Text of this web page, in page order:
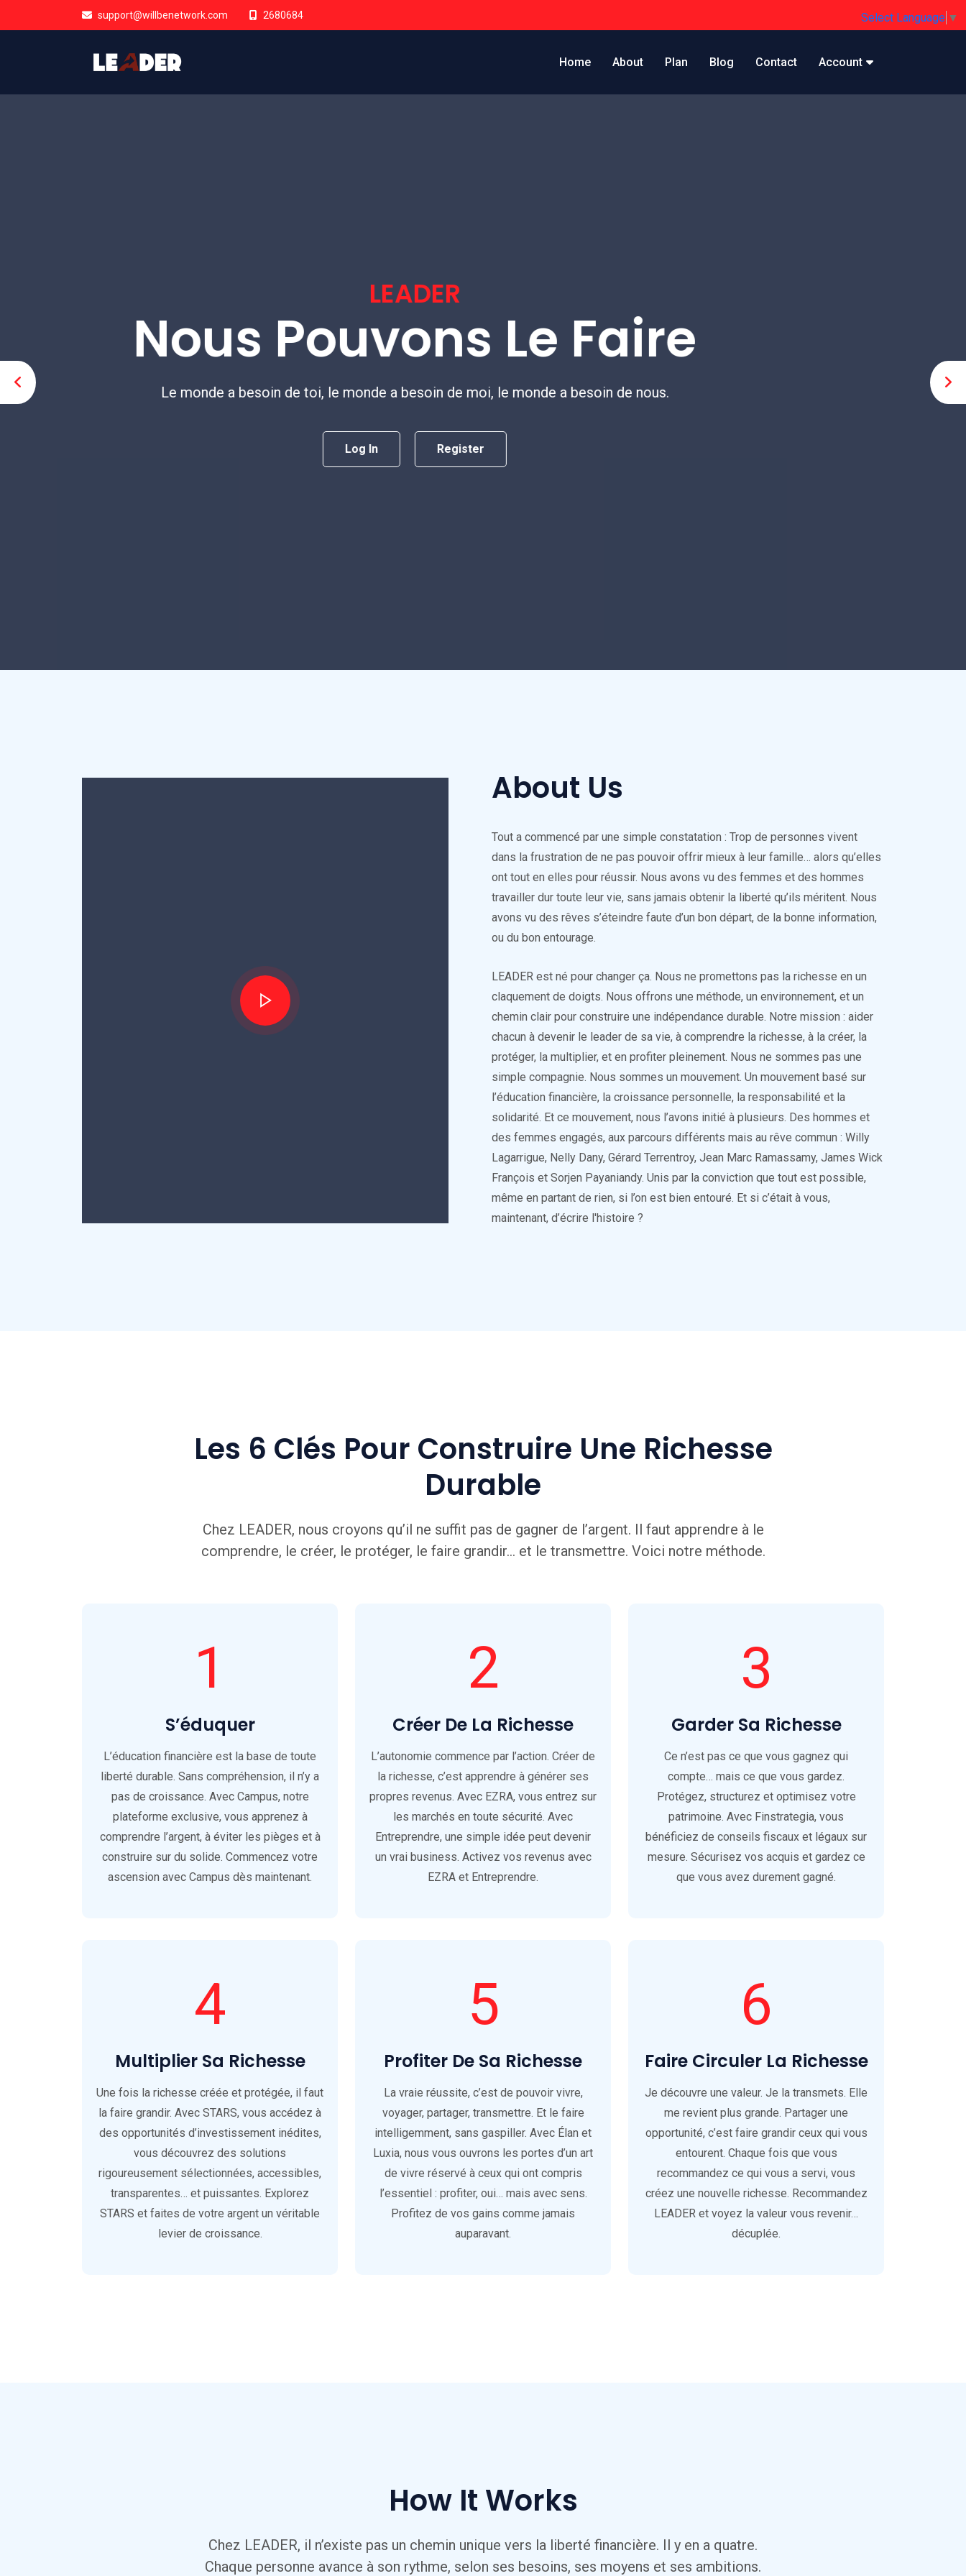
support@willbenetwork.com 2680684 Select Language ▼
Home About Plan Blog Contact Account
Apportons De La Valeur
Au Monde
différence.
About Us
Tout a commencé par une simple constatation : Trop de personnes vivent
dans la frustration de ne pas pouvoir offrir mieux à leur famille… alors qu’elles
ont tout en elles pour réussir. Nous avons vu des femmes et des hommes
travailler dur toute leur vie, sans jamais obtenir la liberté qu’ils méritent. Nous
avons vu des rêves s’éteindre faute d’un bon départ, de la bonne information,
ou du bon entourage.
LEADER est né pour changer ça. Nous ne promettons pas la richesse en un
claquement de doigts. Nous offrons une méthode, un environnement, et un
chemin clair pour construire une indépendance durable. Notre mission : aider
chacun à devenir le leader de sa vie, à comprendre la richesse, à la créer, la
protéger, la multiplier, et en profiter pleinement. Nous ne sommes pas une
simple compagnie. Nous sommes un mouvement. Un mouvement basé sur
l’éducation financière, la croissance personnelle, la responsabilité et la
solidarité. Et ce mouvement, nous l’avons initié à plusieurs. Des hommes et
des femmes engagés, aux parcours différents mais au rêve commun : Willy
Lagarrigue, Nelly Dany, Gérard Terrentroy, Jean Marc Ramassamy, James Wick
François et Sorjen Payaniandy. Unis par la conviction que tout est possible,
même en partant de rien, si l’on est bien entouré. Et si c’était à vous,
maintenant, d’écrire l'histoire ?
Les 6 Clés Pour Construire Une Richesse
Durable
Chez LEADER, nous croyons qu’il ne suffit pas de gagner de l’argent. Il faut apprendre à le
comprendre, le créer, le protéger, le faire grandir… et le transmettre. Voici notre méthode.
1
S’éduquer
L’éducation financière est la base de toute
liberté durable. Sans compréhension, il n’y a
pas de croissance. Avec Campus, notre
plateforme exclusive, vous apprenez à
comprendre l’argent, à éviter les pièges et à
construire sur du solide. Commencez votre
ascension avec Campus dès maintenant.
2
Créer De La Richesse
L’autonomie commence par l’action. Créer de
la richesse, c’est apprendre à générer ses
propres revenus. Avec EZRA, vous entrez sur
les marchés en toute sécurité. Avec
Entreprendre, une simple idée peut devenir
un vrai business. Activez vos revenus avec
EZRA et Entreprendre.
3
Garder Sa Richesse
Ce n’est pas ce que vous gagnez qui
compte… mais ce que vous gardez.
Protégez, structurez et optimisez votre
patrimoine. Avec Finstrategia, vous
bénéficiez de conseils fiscaux et légaux sur
mesure. Sécurisez vos acquis et gardez ce
que vous avez durement gagné.
4
Multiplier Sa Richesse
Une fois la richesse créée et protégée, il faut
la faire grandir. Avec STARS, vous accédez à
des opportunités d’investissement inédites,
vous découvrez des solutions
rigoureusement sélectionnées, accessibles,
transparentes… et puissantes. Explorez
STARS et faites de votre argent un véritable
levier de croissance.
5
Profiter De Sa Richesse
La vraie réussite, c’est de pouvoir vivre,
voyager, partager, transmettre. Et le faire
intelligemment, sans gaspiller. Avec Élan et
Luxia, nous vous ouvrons les portes d’un art
de vivre réservé à ceux qui ont compris
l’essentiel : profiter, oui… mais avec sens.
Profitez de vos gains comme jamais
auparavant.
6
Faire Circuler La Richesse
Je découvre une valeur. Je la transmets. Elle
me revient plus grande. Partager une
opportunité, c’est faire grandir ceux qui vous
entourent. Chaque fois que vous
recommandez ce qui vous a servi, vous
créez une nouvelle richesse. Recommandez
LEADER et voyez la valeur vous revenir…
décuplée.
How It Works
Chez LEADER, il n’existe pas un chemin unique vers la liberté financière. Il y en a quatre.
Chaque personne avance à son rythme, selon ses besoins, ses moyens et ses ambitions.